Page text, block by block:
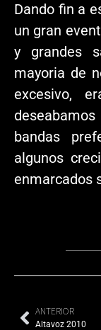
Dando fin a
un gran
y grandes
mayoria de
excesivo,
bandas
algunos
enmarcados
ANTERIOR
Altavoz 2010